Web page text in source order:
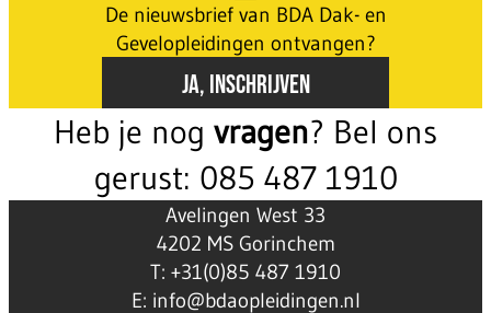
De nieuwsbrief van BDA Dak- en
Gevelopleidingen ontvangen?
JA, INSCHRIJVEN
Heb je nog vragen? Bel ons
gerust: 085 487 1910
Avelingen West 33
4202 MS Gorinchem
T: +31(0)85 487 1910
E: info@bdaopleidingen.nl